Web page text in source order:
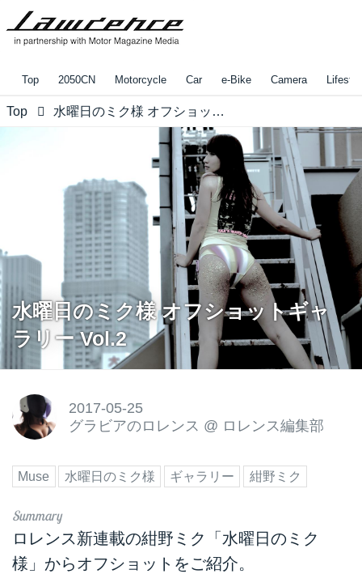
Top 2050CN Motorcycle Car e-Bike Camera
Top 水曜日のミク様 オフショットギャラリー Vol.2
水曜日のミク様 オフショットギャ
ラリー Vol.2
2017-05-25
グラビアのロレンス @ ロレンス編集部
Muse 水曜日のミク様 ギャラリー 紺野ミク
ロレンス新連載の紺野ミク「水曜日のミク
様」からオフショットをご紹介。